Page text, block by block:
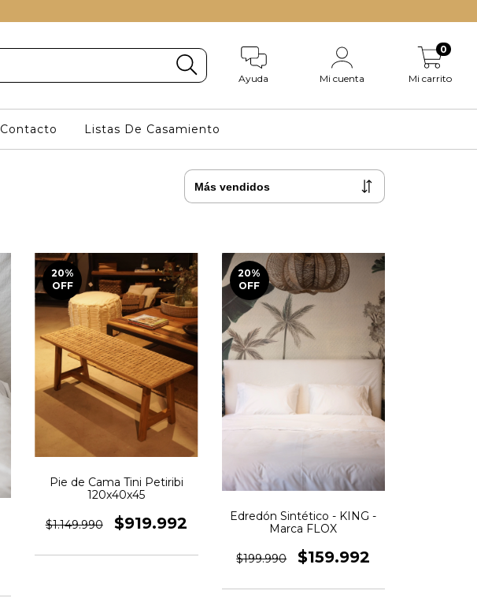
Ayuda Mi cuenta Mi carrito
0
Contacto Listas De Casamiento
20%
OFF
Pie de Cama Tini Petiribi
120x40x45
$1.149.990 $919.992
20%
OFF
Edredón Sintético - KING -
Marca FLOX
$199.990 $159.992